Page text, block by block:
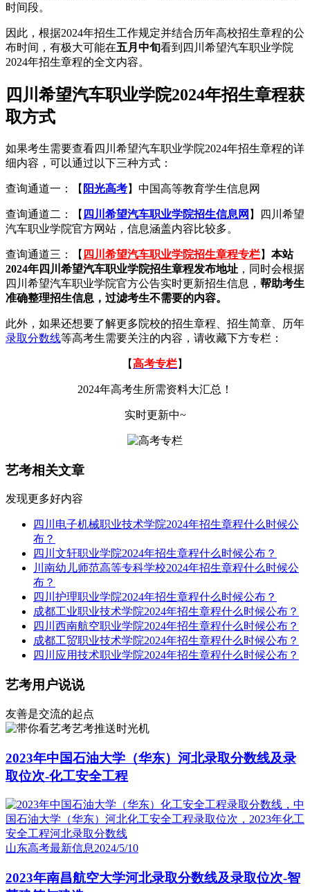
时间段。
因此，根据2024年招生工作规定并结合历年高校招生章程的公
布时间，有极大可能在五月中旬看到四川希望汽车职业学院
2024年招生章程的全文内容。
四川希望汽车职业学院2024年招生章程获
取方式
如果考生需要查看四川希望汽车职业学院2024年招生章程的详
细内容，可以通过以下三种方式：
查询通道一：【 阳光高考】中国高等教育学生信息网
查询通道二：【 四川希望汽车职业学院招生信息网 】四川希望
汽车职业学院官方网站，信息涵盖内容比较多。
查询通道三：【 四川希望汽车职业学院招生章程专栏】 本站
2024年四川希望汽车职业学院招生章程发布地址 ，同时会根据
四川希望汽车职业学院官方公告实时更新招生信息， 帮助考生
准确整理招生信息，过滤考生不需要的内容。
此外，如果还想要了解更多院校的招生章程、招生简章、历年
录取分数线等高考生需要关注的内容，请收藏下方专栏：
【高考专栏】
2024年高考生所需资料大汇总！
实时更新中~
艺考相关文章
发现更多好内容
四川电子机械职业技术学院2024年招生章程什么时候公
布？
四川文轩职业学院2024年招生章程什么时候公布？
川南幼儿师范高等专科学校2024年招生章程什么时候公
布？
四川护理职业学院2024年招生章程什么时候公布？
成都工业职业技术学院2024年招生章程什么时候公布？
四川西南航空职业学院2024年招生章程什么时候公布？
成都工贸职业技术学院2024年招生章程什么时候公布？
四川应用技术职业学院2024年招生章程什么时候公布？
艺考用户说说
友善是交流的起点
艺考推送时光机
2023年中国石油大学（华东）河北录取分数线及录
取位次-化工安全工程
山东高考最新信息2024/5/10
2023年南昌航空大学河北录取分数线及录取位次-智